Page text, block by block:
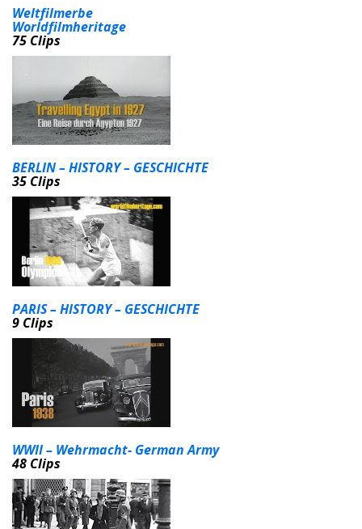
Weltfilmerbe
Worldfilmheritage
75 Clips
BERLIN – HISTORY – GESCHICHTE
35 Clips
PARIS – HISTORY – GESCHICHTE
9 Clips
WWII – Wehrmacht- German Army
48 Clips